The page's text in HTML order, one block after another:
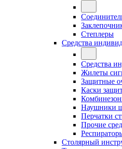
Степлеры
Средства
Средства
Жилеты
Защитные
Каски
Наушники
Перчатки
Прочие
Столярный